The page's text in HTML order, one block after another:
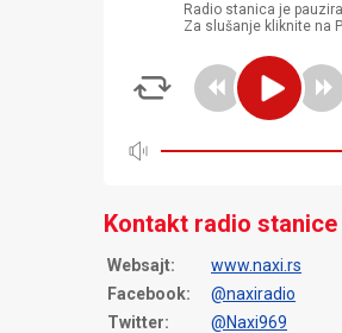
Radio stanica je
Za slušanje kliknite na
Kontakt radio stanice
Websajt:
www.naxi.rs
Facebook:
@naxiradio
Twitter:
@Naxi969